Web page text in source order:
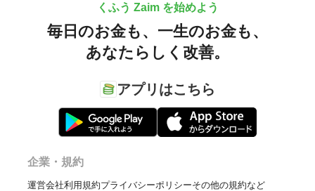
くふう Zaim を始めよう
毎日のお金も、 一生のお金も、
あなたらしく改善。
アプリはこちら
企業・規約
運営会社利用規約プライバシーポリシーその他の規約など